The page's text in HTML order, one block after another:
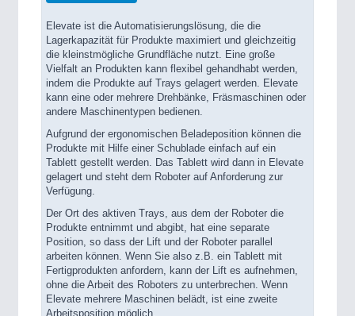
LASER & OPTICS 21XX
PLASTICS 21XX
PROCESS INDUSTRY 21XX
QUALITY & TESTING 21XX
ROBOTICS 21XX
SENSORS & CONTROLS 21XX
TEXTILE 21XX
Elevate ist die Automatisierungslösung, die die
Lagerkapazität für Produkte maximiert und gleichzeitig
die kleinstmögliche Grundfläche nutzt. Eine große
Vielfalt an Produkten kann flexibel gehandhabt werden,
indem die Produkte auf Trays gelagert werden. Elevate
kann eine oder mehrere Drehbänke, Fräsmaschinen oder
andere Maschinentypen bedienen.
Aufgrund der ergonomischen Beladeposition können die
Produkte mit Hilfe einer Schublade einfach auf ein
Tablett gestellt werden. Das Tablett wird dann in Elevate
gelagert und steht dem Roboter auf Anforderung zur
Verfügung.
Der Ort des aktiven Trays, aus dem der Roboter die
Produkte entnimmt und abgibt, hat eine separate
Position, so dass der Lift und der Roboter parallel
arbeiten können. Wenn Sie also z.B. ein Tablett mit
Fertigprodukten anfordern, kann der Lift es aufnehmen,
ohne die Arbeit des Roboters zu unterbrechen. Wenn
Elevate mehrere Maschinen belädt, ist eine zweite
Arbeitsposition möglich.